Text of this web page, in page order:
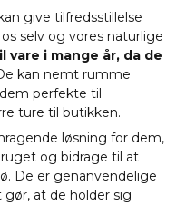
give tilfredsstillelse
selv og vores naturlige
vare i mange år, da de
kan nemt rumme
perfekte til
ture til butikken.
løsning for dem,
og bidrage til at
De er genanvendelige
at de holder sig